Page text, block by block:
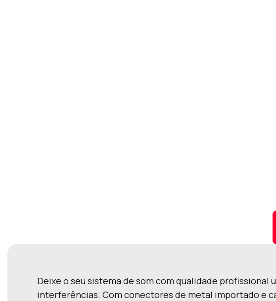
Deixe o seu sistema de som com qualidade profissional
interferências. Com conectores de metal importado e